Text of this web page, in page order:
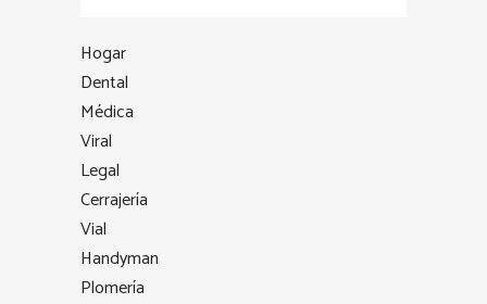
Hogar
Dental
Médica
Viral
Legal
Cerrajería
Vial
Handyman
Plomería